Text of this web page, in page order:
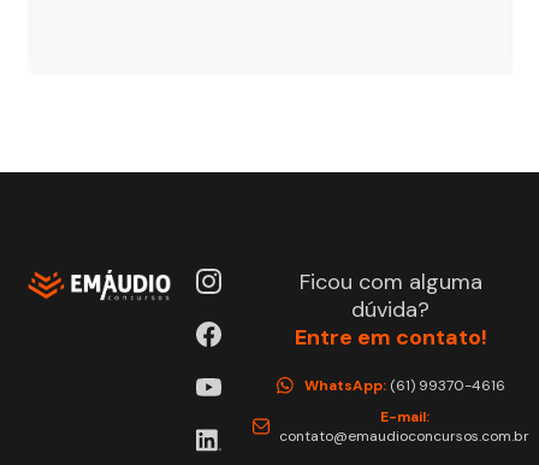
Ficou com alguma
dúvida?
Entre em contato!
WhatsApp: (61) 99370-4616
E-mail:
contato@emaudioconcursos.com.br